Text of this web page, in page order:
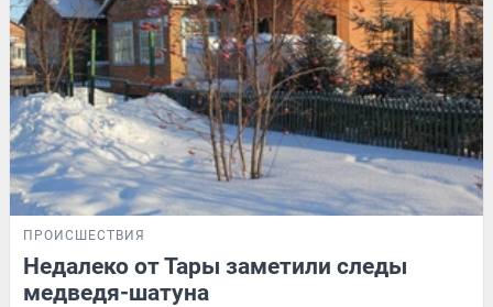
ПРОИСШЕСТВИЯ
Недалеко от Тары заметили следы
медведя-шатуна